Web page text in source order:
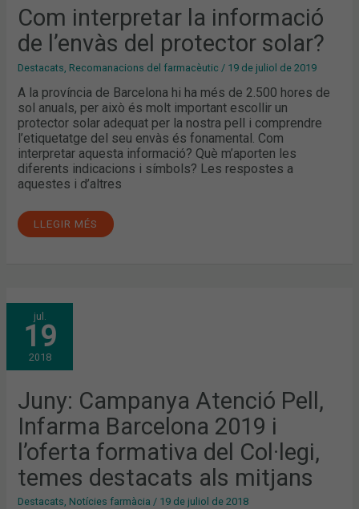
Com interpretar la informació
de l’envàs del protector solar?
Destacats Recomanacions del farmacèutic / 19 de juliol de 2019
A la província de Barcelona hi ha més de 2.500 hores de
sol anuals, per això és molt important escollir un
protector solar adequat per la nostra pell i comprendre
l’etiquetatge del seu envàs és fonamental. Com
interpretar aquesta informació? Què m’aporten les
diferents indicacions i símbols? Les respostes a
aquestes i d’altres
SOLAR?
LLEGIR MÉS
jul.
19
2018
Juny: Campanya Atenció Pell,
Infarma Barcelona 2019 i
l’oferta formativa del Col·legi,
temes destacats als mitjans
Destacats, Notícies farmàcia / 19 de juliol de 2018
JUNY:
CAMPANYA
ATENCIÓ
PELL,
INFARMA
BARCELONA
2019
L’OFERTA
FORMATIVA
DEL
COL·LEGI,
TEMES
DESTACATS
ALS
MITJANS